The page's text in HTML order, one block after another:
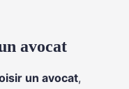
avocat
un avocat,